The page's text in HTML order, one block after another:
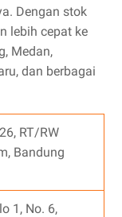
Dengan stok
lebih cepat ke
Medan,
dan berbagai
RT/RW
Bandung
1, No. 6,